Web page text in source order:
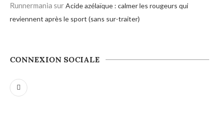
Runnermania surAcide azélaïque : calmer les rougeurs qui
reviennent après le sport (sans sur-traiter)
CONNEXION SOCIALE